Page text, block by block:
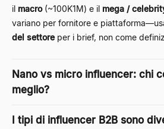
il macro(~100K1M) e il mega /
variano per fornitore e
del settoreper i brief, non come
Nano vs micro influencer: chi
meglio?
I tipi di influencer B2B sono